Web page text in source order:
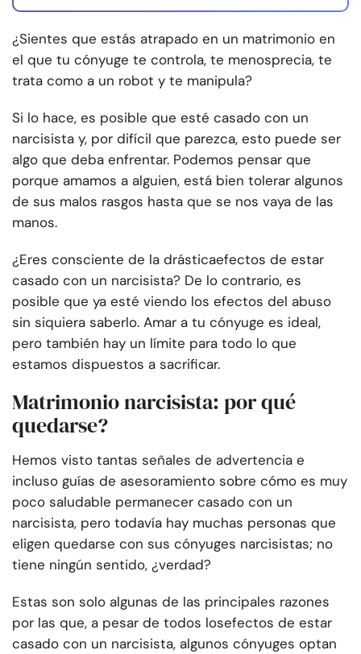
¿Sientes que estás atrapado en un matrimonio en
el que tu cónyuge te controla, te menosprecia, te
trata como a un robot y te manipula?
Si lo hace, es posible que esté casado con un
narcisista y, por difícil que parezca, esto puede ser
algo que deba enfrentar. Podemos pensar que
porque amamos a alguien, está bien tolerar algunos
de sus malos rasgos hasta que se nos vaya de las
manos.
¿Eres consciente de la drásticaefectos de estar
casado con un narcisista? De lo contrario, es
posible que ya esté viendo los efectos del abuso
sin siquiera saberlo. Amar a tu cónyuge es ideal,
pero también hay un límite para todo lo que
estamos dispuestos a sacrificar.
Matrimonio narcisista: por qué
quedarse?
Hemos visto tantas señales de advertencia e
incluso guías de asesoramiento sobre cómo es muy
poco saludable permanecer casado con un
narcisista, pero todavía hay muchas personas que
eligen quedarse con sus cónyuges narcisistas; no
tiene ningún sentido, ¿verdad?
Estas son solo algunas de las principales razones
por las que, a pesar de todos losefectos de estar
casado con un narcisista, algunos cónyuges optan